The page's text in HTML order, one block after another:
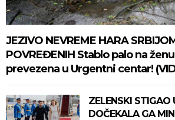
JEZIVO NEVREME HARA
POVREĐENIH Stablo palo na
prevezena u Urgentni centar!
ZELENSKI STIGAO
DOČEKALA GA